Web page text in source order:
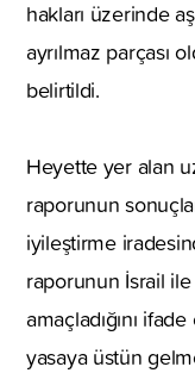
hakları üzerinde
ayrılmaz parçası
belirtildi.
Heyette yer alan
raporunun
iyileştirme
raporunun İsrail ile
amaçladığını
yasaya üstün